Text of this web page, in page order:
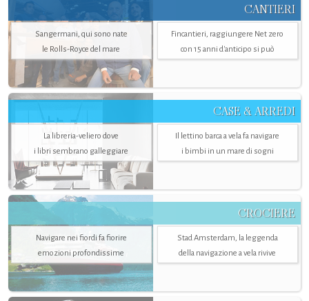
CANTIERI
Sangermani, qui sono nate
le Rolls-Royce del mare
Fincantieri, raggiungere Net zero
con 15 anni d'anticipo si può
CASE & ARREDI
La libreria-veliero dove
i libri sembrano galleggiare
Il lettino barca a vela fa navigare
i bimbi in un mare di sogni
CROCIERE
Navigare nei fiordi fa fiorire
emozioni profondissime
Stad Amsterdam, la leggenda
della navigazione a vela rivive